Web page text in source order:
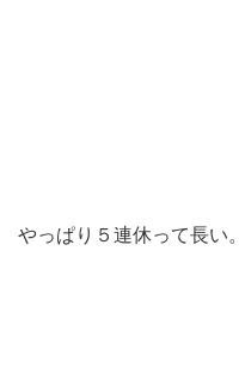
やっぱり５連休って長い。